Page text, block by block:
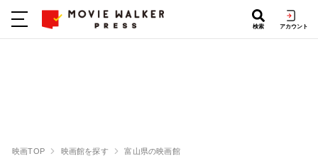
検索 アカウント
映画TOP 映画館を探す 富山県の映画館